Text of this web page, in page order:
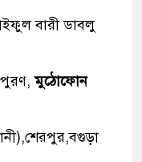
বারী ডাবলু
মুঠোফোন